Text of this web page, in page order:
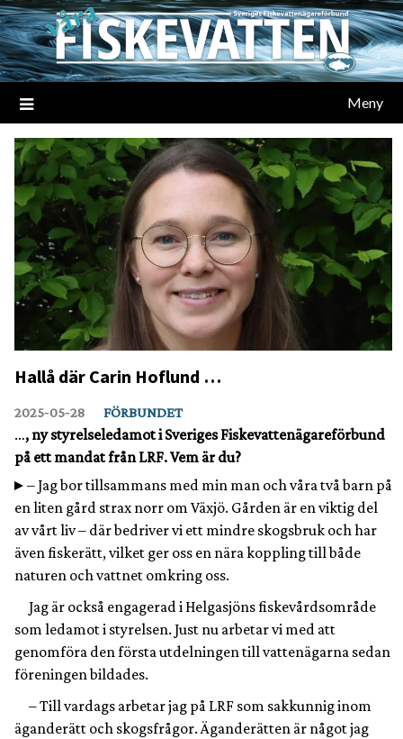
Meny
Hallå där Carin Hoflund …
2025‑05‑28 FÖRBUNDET
…, ny styrelseledamot i Sveriges Fiskevattenägareförbund
på ett mandat från LRF. Vem är du?
– Jag bor tillsammans med min man och våra två barn på
en liten gård strax norr om Växjö. Gården är en viktig del
av vårt liv – där bedriver vi ett mindre skogsbruk och har
även fiskerätt, vilket ger oss en nära koppling till både
naturen och vattnet omkring oss.
Jag är också engagerad i Helgasjöns fiskevårdsområde
som ledamot i styrelsen. Just nu arbetar vi med att
genomföra den första utdelningen till vattenägarna sedan
föreningen bildades.
– Till vardags arbetar jag på LRF som sakkunnig inom
äganderätt och skogsfrågor. Äganderätten är något jag